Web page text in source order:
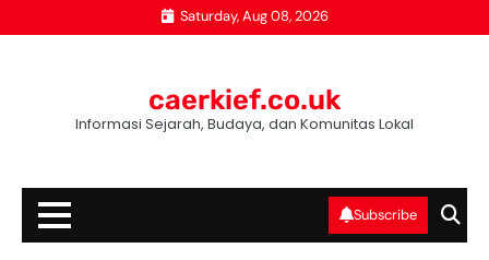
to
Saturday, Aug 08, 2026
caerkief.co.uk
Informasi Sejarah, Budaya, dan Komunitas Lokal
Subscribe